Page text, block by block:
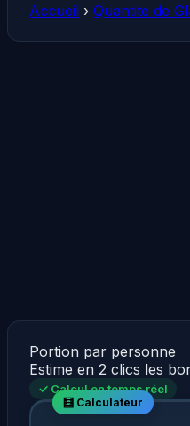
Accueil › Quantité de
Portion par personne
Estime en 2 clics les
✓ Calcul en temps réel